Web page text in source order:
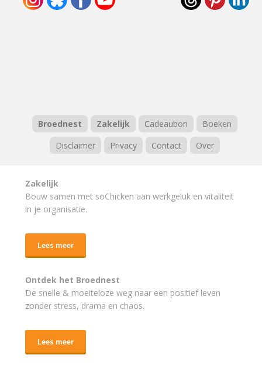
Broednest Zakelijk Cadeaubon
Boeken
Disclaimer
Privacy Contact Over
Zakelijk
Bouw samen met soChicken aan werkgeluk en vitaliteit
in je organisatie.
Lees meer
Ontdek het Broednest
De snelle & moeiteloze weg naar een positief leven
zonder stress, drama en chaos.
Lees meer